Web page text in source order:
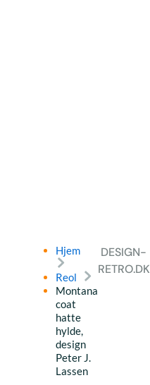
Hjem
Reol
Montana
coat
hatte
hylde,
design
Peter J.
Lassen
DESIGN-
RETRO.DK